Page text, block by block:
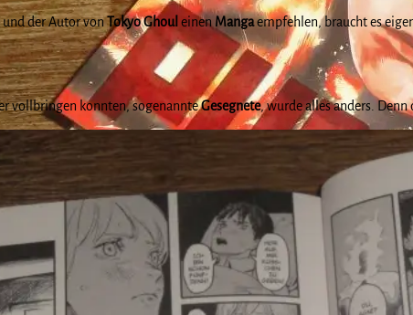
und der Autor von Tokyo Ghoul einen Mangaempfehlen, braucht es
vollbringen konnten, sogenannteGesegnete, wurde alles anders. Denn